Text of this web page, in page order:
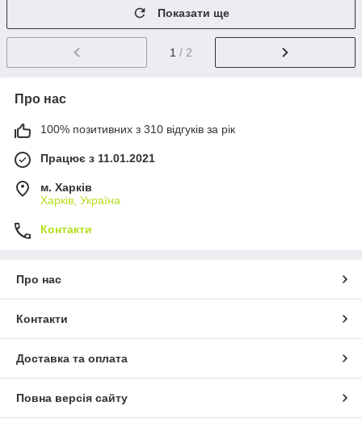
Показати ще
1 / 2
Про нас
100% позитивних з 310 відгуків за рік
Працює з 11.01.2021
м. Харків
Харків, Україна
Контакти
Про нас
Контакти
Доставка та оплата
Повна версія сайту